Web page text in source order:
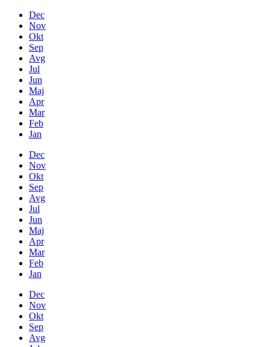
Dec
Nov
Okt
Sep
Avg
Jul
Jun
Maj
Apr
Mar
Feb
Jan
Dec
Nov
Okt
Sep
Avg
Jul
Jun
Maj
Apr
Mar
Feb
Jan
Dec
Nov
Okt
Sep
Avg